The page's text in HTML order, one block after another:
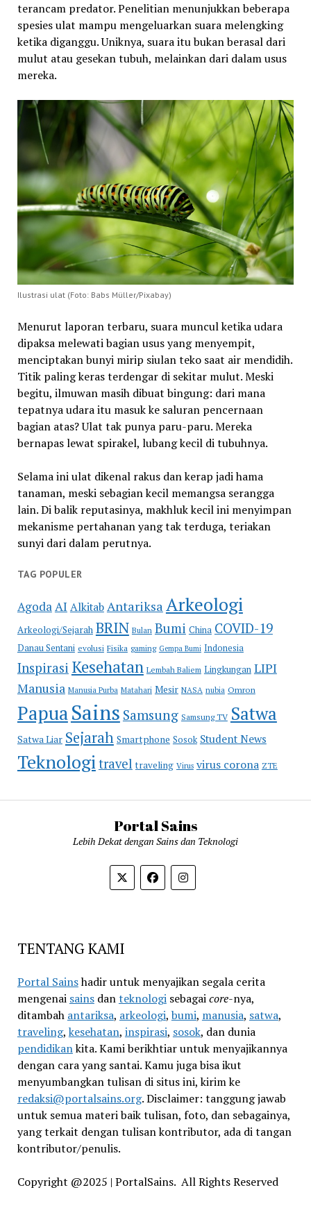
terancam predator. Penelitian menunjukkan beberapa
spesies ulat mampu mengeluarkan suara melengking
ketika diganggu. Uniknya, suara itu bukan berasal dari
mulut atau gesekan tubuh, melainkan dari dalam usus
mereka.
Ilustrasi ulat (Foto: Babs Müller/Pixabay)
Menurut laporan terbaru, suara muncul ketika udara
dipaksa melewati bagian usus yang menyempit,
menciptakan bunyi mirip siulan teko saat air mendidih.
Titik paling keras terdengar di sekitar mulut. Meski
begitu, ilmuwan masih dibuat bingung: dari mana
tepatnya udara itu masuk ke saluran pencernaan
bagian atas? Ulat tak punya paru-paru. Mereka
bernapas lewat spirakel, lubang kecil di tubuhnya.
Selama ini ulat dikenal rakus dan kerap jadi hama
tanaman, meski sebagian kecil memangsa serangga
lain. Di balik reputasinya, makhluk kecil ini menyimpan
mekanisme pertahanan yang tak terduga, teriakan
sunyi dari dalam perutnya.
TAG POPULER
AgodaAI AlkitabAntariksa Arkeologi
Arkeologi/Sejarah BRIN Bulan Bumi China COVID-19
Danau Sentani evolusi Fisika gaming Gempa Bumi Indonesia
Inspirasi Kesehatan Lembah Baliem Lingkungan LIPI
Manusia Manusia Purba Matahari Mesir NASA nubia Omron
PapuaSains Samsung Samsung TV Satwa
Satwa Liar Sejarah Smartphone Sosok Student News
Teknologitravel traveling Virus virus corona ZTE
Portal Sains
Lebih Dekat dengan Sains dan Teknologi
TENTANG KAMI
Portal Sainshadir untuk menyajikan segala cerita
mengenai sainsdanteknologisebagaicore-nya,
ditambah antariksa, arkeologi, bumi, manusia, satwa,
traveling, kesehatan, inspirasi, sosok, dan dunia
pendidikankita. Kami berikhtiar untuk menyajikannya
dengan cara yang santai. Kamu juga bisa ikut
menyumbangkan tulisan di situs ini, kirim ke
redaksi@portalsains.org. Disclaimer: tanggung jawab
untuk semua materi baik tulisan, foto, dan sebagainya,
yang terkait dengan tulisan kontributor, ada di tangan
kontributor/penulis.
Copyright @2025 | PortalSains. All Rights Reserved